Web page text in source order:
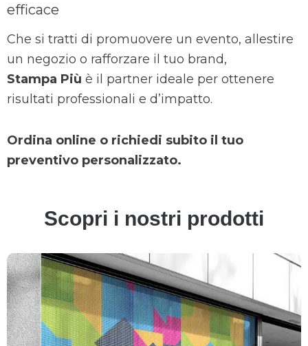
efficace
Che si tratti di promuovere un evento, allestire
un negozio o rafforzare il tuo brand,
Stampa Più è il partner ideale per ottenere
risultati professionali e d’impatto.
Ordina online o richiedi subito il tuo
preventivo personalizzato.
Scopri i nostri prodotti